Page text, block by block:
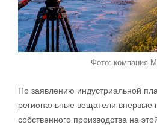
Фото: компания
По заявлению индустриальной
региональные вещатели впервые
собственного производства на